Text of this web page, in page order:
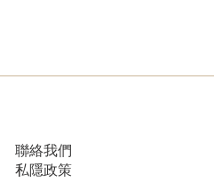
聯絡我們
私隱政策